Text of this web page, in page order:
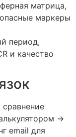
матрица,
маркеры
период,
и качество
→
email для